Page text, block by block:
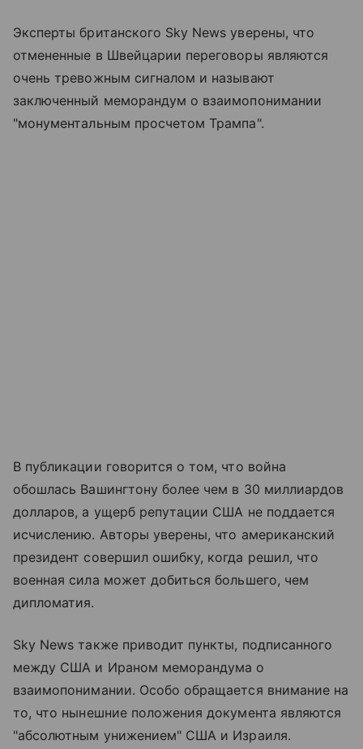
Эксперты британского Sky News уверены, что
отмененные в Швейцарии переговоры являются
очень тревожным сигналом и называют
заключенный меморандум о взаимопонимании
"монументальным просчетом Трампа".
В публикации говорится о том, что война
обошлась Вашингтону более чем в 30 миллиардов
долларов, а ущерб репутации США не поддается
исчислению. Авторы уверены, что американский
президент совершил ошибку, когда решил, что
военная сила может добиться большего, чем
дипломатия.
Sky News также приводит пункты, подписанного
между США и Ираном меморандума о
взаимопонимании. Особо обращается внимание на
то, что нынешние положения документа являются
"абсолютным унижением" США и Израиля.